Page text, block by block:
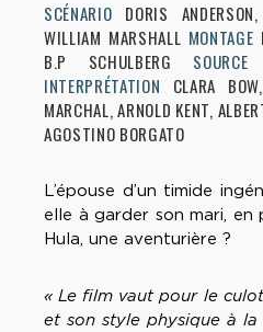
SCÉNARIO DORIS
WILLIAM MARSHALL MONTAGE
B.P SCHULBERG SOURCE
INTERPRÉTATION
CLARA
MARCHAL, ARNOLD KENT,
AGOSTINO BORGATO
L’épouse d’un timide
elle à garder son mari, en
Hula, une aventurière ?
« Le film vaut pour le
et son style physique à